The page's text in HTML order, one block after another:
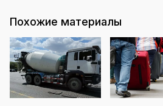
Похожие материалы